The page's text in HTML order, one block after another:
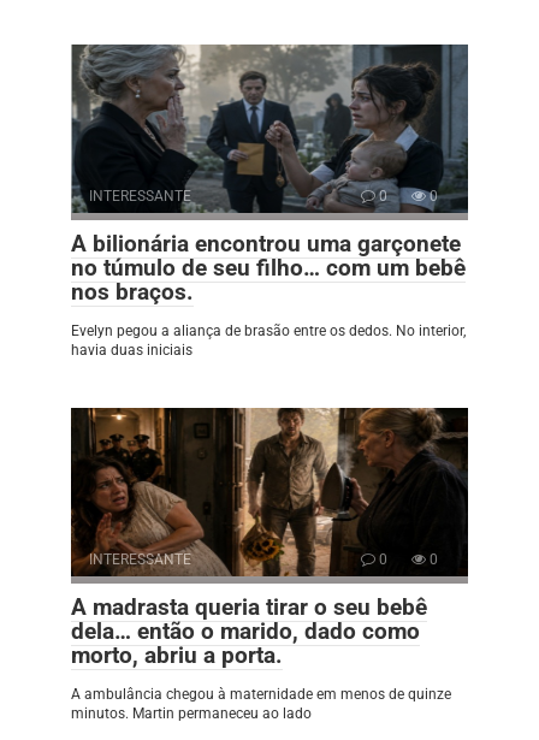
INTERESSANTE 0 0
A bilionária encontrou uma garçonete
no túmulo de seu filho… com um bebê
nos braços.
Evelyn pegou a aliança de brasão entre os dedos. No interior,
havia duas iniciais
INTERESSANTE 0 0
A madrasta queria tirar o seu bebê
dela… então o marido, dado como
morto, abriu a porta.
A ambulância chegou à maternidade em menos de quinze
minutos. Martin permaneceu ao lado